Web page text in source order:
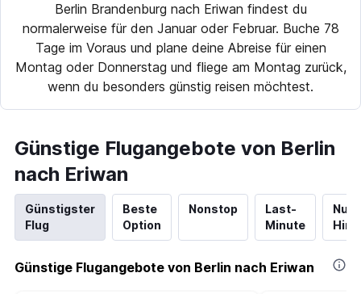
Berlin Brandenburg nach Eriwan findest du
normalerweise für den Januar oder Februar. Buche 78
Tage im Voraus und plane deine Abreise für einen
Montag oder Donnerstag und fliege am Montag zurück,
wenn du besonders günstig reisen möchtest.
Günstige Flugangebote von Berlin
nach Eriwan
Günstigster
Flug
Beste
Option
Nonstop
Last-
Minute
Nur
Günstige Flugangebote von Berlin nach Eriwan